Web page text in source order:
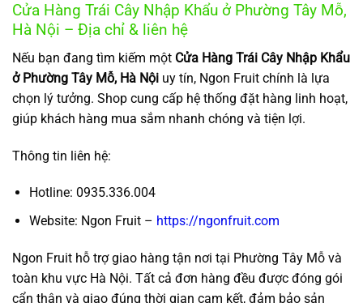
Cửa Hàng Trái Cây Nhập Khẩu ở Phường Tây Mỗ,
Hà Nội – Địa chỉ & liên hệ
Nếu bạn đang tìm kiếm một Cửa Hàng Trái Cây Nhập Khẩu
ở Phường Tây Mỗ, Hà Nội uy tín, Ngon Fruit chính là lựa
chọn lý tưởng. Shop cung cấp hệ thống đặt hàng linh hoạt,
giúp khách hàng mua sắm nhanh chóng và tiện lợi.
Thông tin liên hệ:
Hotline: 0935.336.004
Website: Ngon Fruit – https://ngonfruit.com
Ngon Fruit hỗ trợ giao hàng tận nơi tại Phường Tây Mỗ và
toàn khu vực Hà Nội. Tất cả đơn hàng đều được đóng gói
cẩn thận và giao đúng thời gian cam kết, đảm bảo sản